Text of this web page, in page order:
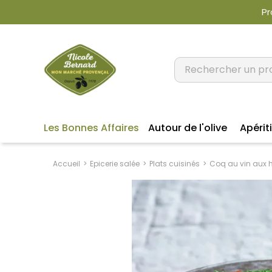
Les Bonnes Affaires Autour de l'olive
Accueil Epicerie salée Plats cuisinés Coq au vin aux